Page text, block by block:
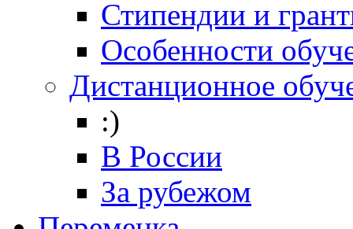
Стипендии и
Особенности
Дистанционное
:)
В России
За рубежом